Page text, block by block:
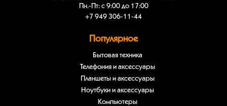
Пн.-Пт: с 9:00 до 17:00
+7 949 306-11-44
Популярное
Бытовая техника
Телефония и аксессуары
Планшеты и аксессуары
Ноутбуки и аксессуары
Компьютеры